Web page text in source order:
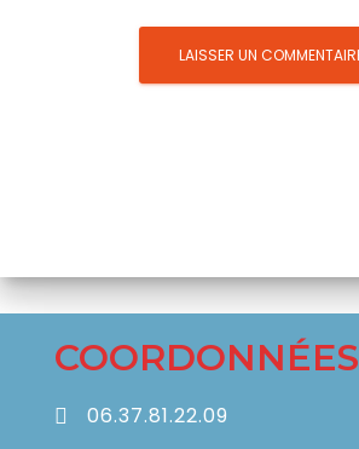
COORDONNÉES
06.37.81.22.09